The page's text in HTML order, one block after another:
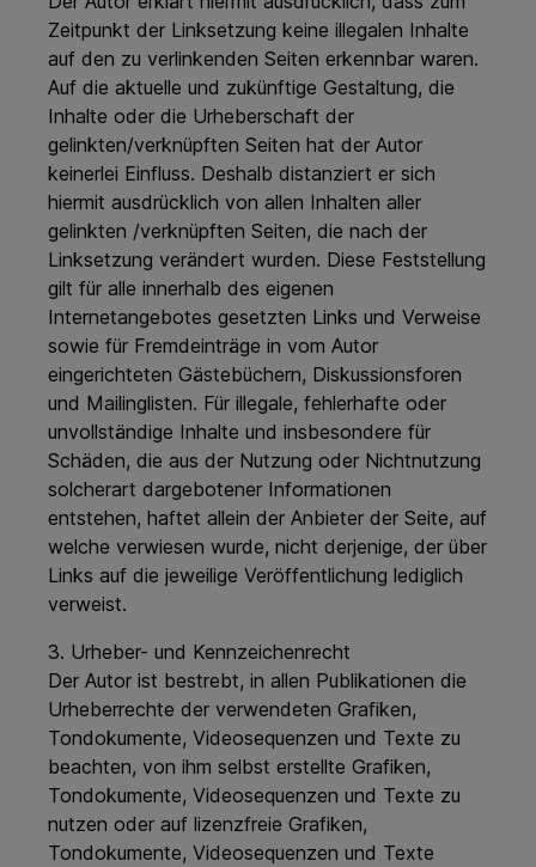
Zeitpunkt der Linksetzung keine illegalen Inhalte
auf den zu verlinkenden Seiten erkennbar waren.
Auf die aktuelle und zukünftige Gestaltung, die
Inhalte oder die Urheberschaft der
gelinkten/verknüpften Seiten hat der Autor
keinerlei Einfluss. Deshalb distanziert er sich
hiermit ausdrücklich von allen Inhalten aller
gelinkten /verknüpften Seiten, die nach der
Linksetzung verändert wurden. Diese Feststellung
gilt für alle innerhalb des eigenen
Internetangebotes gesetzten Links und Verweise
sowie für Fremdeinträge in vom Autor
eingerichteten Gästebüchern, Diskussionsforen
und Mailinglisten. Für illegale, fehlerhafte oder
unvollständige Inhalte und insbesondere für
Schäden, die aus der Nutzung oder Nichtnutzung
solcherart dargebotener Informationen
entstehen, haftet allein der Anbieter der Seite, auf
welche verwiesen wurde, nicht derjenige, der über
Links auf die jeweilige Veröffentlichung lediglich
verweist.
3. Urheber- und Kennzeichenrecht
Der Autor ist bestrebt, in allen Publikationen die
Urheberrechte der verwendeten Grafiken,
Tondokumente, Videosequenzen und Texte zu
beachten, von ihm selbst erstellte Grafiken,
Tondokumente, Videosequenzen und Texte zu
nutzen oder auf lizenzfreie Grafiken,
Tondokumente, Videosequenzen und Texte